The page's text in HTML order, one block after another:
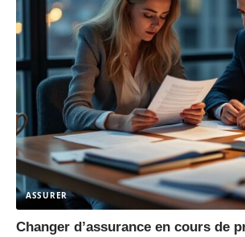
ASSURER
Changer d’assurance en cours de